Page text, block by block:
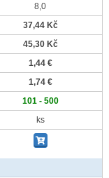
8,0
37,44 Kč
45,30 Kč
1,44 €
1,74 €
101 - 500
ks